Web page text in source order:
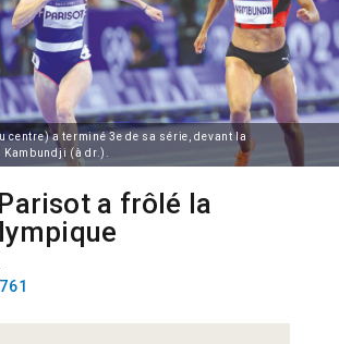
centre) a terminé 3e de sa série, devant la
(à dr.).
a frôlé la